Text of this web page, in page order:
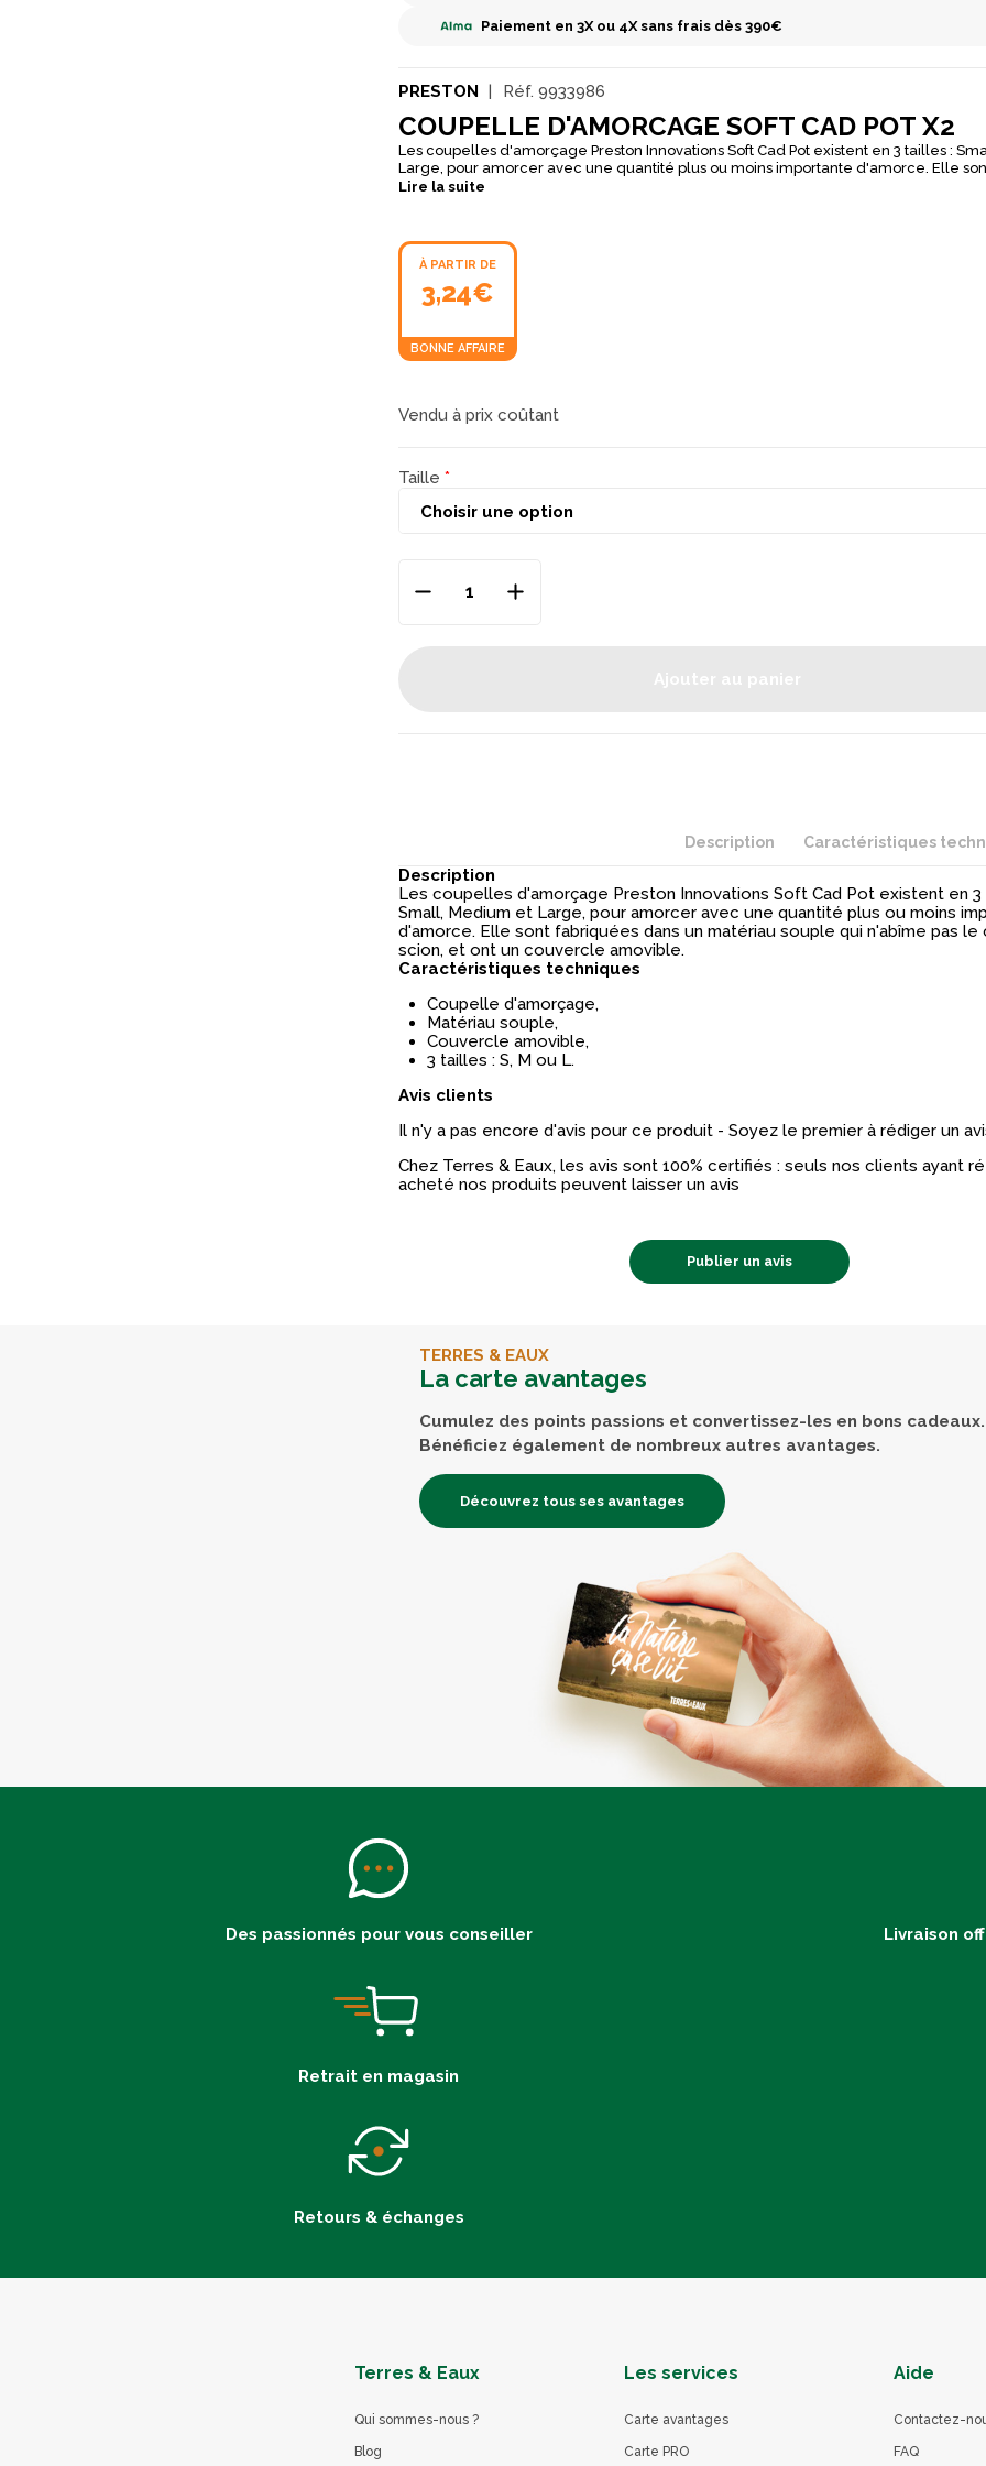
Paiement en 3X ou 4X sans frais dès 390€
PRESTON Réf. 9933986
COUPELLE D'AMORCAGE SOFT CAD POT X2
Les coupelles d'amorçage Preston Innovations Soft Cad Pot existent en 3 tailles :
Large, pour amorcer avec une quantité plus ou moins importante d'amorce. Elle
dans un matériau souple qui n'abîme pas le carbone du scion, et ont un couvercle
Lire la suite
À PARTIR DE
3,24€
BONNE AFFAIRE
Vendu à prix coûtant
Taille
Description Caractéristiques
Description
Les coupelles d'amorçage Preston Innovations Soft Cad Pot existent en 3
Small, Medium et Large, pour amorcer avec une quantité plus ou moins
d'amorce. Elle sont fabriquées dans un matériau souple qui n'abîme pas le
scion, et ont un couvercle amovible.
Caractéristiques techniques
Coupelle d'amorçage,
Matériau souple,
Couvercle amovible,
3 tailles : S, M ou L.
Avis clients
Il n'y a pas encore d'avis pour ce produit - Soyez le premier à rédiger un
Chez Terres & Eaux, les avis sont 100% certifiés : seuls nos clients ayant
acheté nos produits peuvent laisser un avis
Publier un avis
TERRES & EAUX
La carte avantages
Cumulez des points passions et convertissez-les en bons cadeaux.
Bénéficiez également de nombreux autres avantages.
Découvrez tous ses avantages
Des passionnés pour vous conseiller Livraison
Retrait en magasin
Retours & échanges
Terres & Eaux
Qui sommes-nous ?
Blog
Les services
Carte avantages
Carte PRO
Aide
Contactez-
FAQ